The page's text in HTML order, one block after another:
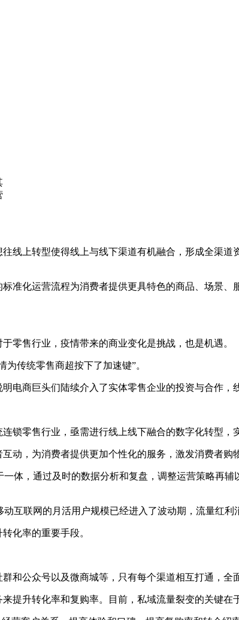
上转型使得线上与线下渠道有机融合，形成全渠道
化运营流程为消费者提供更具特色的商品、场景、
售行业，疫情带来的商业变化是挑战，也是机遇。
传统零售商超按下了加速键”。
商巨头们陆续介入了实体零售企业的投资与合作，
零售行业，亟需进行线上线下融合的数字化转型，
，为消费者提供更加个性化的服务，激发消费者购
，通过及时的数据分析和复盘，调整运营策略再辅
互联网的月活用户规模已经进入了波动期，流量红利
化率的重要手段。
公众号以及微商城等，只有每个渠道相互打通，全
升转化率和复购率。目前，私域流量裂变的关键在